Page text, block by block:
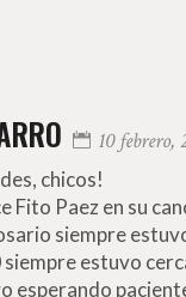
10 febrero,
chicos!
Fito Paez en su
siempre
estuvo
esperando